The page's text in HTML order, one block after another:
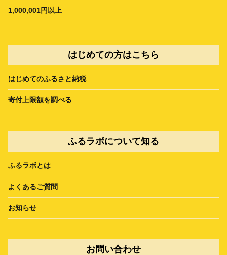
1,000,001円以上
はじめての方はこちら
はじめてのふるさと納税
寄付上限額を調べる
ふるラボについて知る
ふるラボとは
よくあるご質問
お知らせ
お問い合わせ